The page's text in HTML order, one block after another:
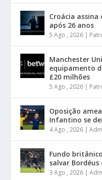
Croácia assina
após 26 anos
5 Ago , 2026 |
Manchester
equipamento
£20 milhões
5 Ago , 2026 |
Oposição
Infantino se
4 Ago , 2026 |
Fundo
salvar
3 Ago , 2026 |